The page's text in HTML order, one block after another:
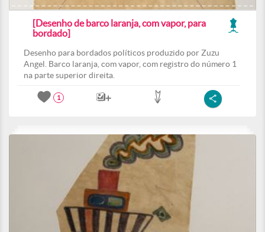
[Desenho de barco laranja, com vapor, para
bordado]
Desenho para bordados políticos produzido por Zuzu
Angel. Barco laranja, com vapor, com registro do número 1
na parte superior direita.
1